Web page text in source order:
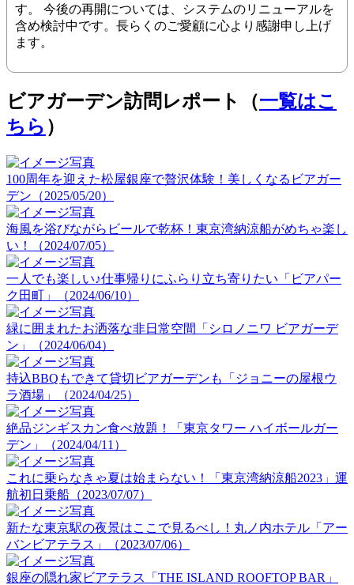
す。 今後の再開については、システムのリニューアルを
含め検討中です。長らくのご愛顧に心より感謝申し上げ
ます。
ビアガーデン訪問レポート（一覧はこ
ちら ）
100周年を迎えた松屋銀座で贅沢体験！美しくなるビアガー
デン（2025/05/20）
海風を浴びながらビールで乾杯！東京湾納涼船がめちゃ楽し
い！（2024/07/05）
一人でも楽しい♪仕事帰りにふらり立ち寄りたい「ビアパー
ク田町」（2024/06/10）
緑に囲まれたお洒落な非日常空間「シロノニワ ビアガーデ
ン」（2024/06/04）
持込BBQもできて貸切ビアガーデンも「ジョニーの屋根ウ
ラ酒場」（2024/04/25）
絶品ジンギスカン食べ放題！「東京タワー ハイボールガー
デン」（2024/04/11）
これに乗らなきゃ夏は始まらない！「東京湾納涼船2023」運
航初日乗船（2023/07/07）
新たな東京駅の夜景はここで見るべし！丸ノ内ホテル「アー
バンビアテラス」（2023/07/06）
銀座の隠れ家ビアテラス「THE ISLAND ROOFTOP BAR」